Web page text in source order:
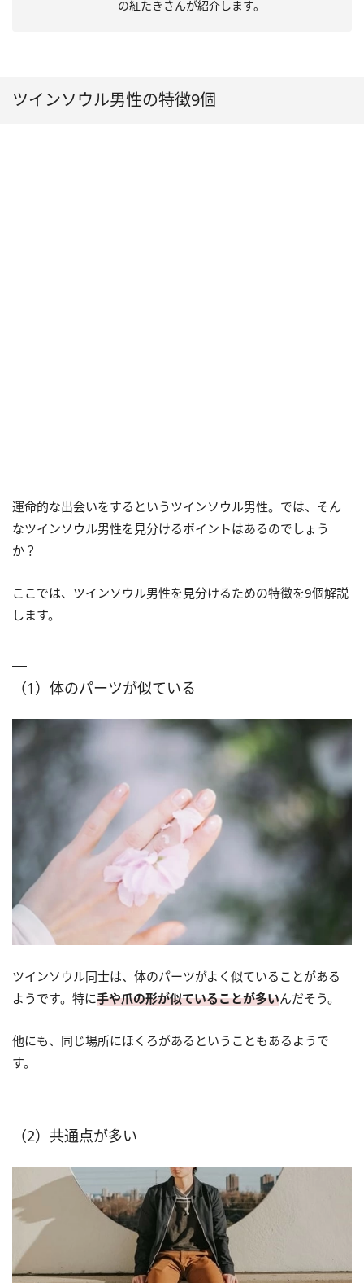
の紅たきさんが紹介します。
ツインソウル男性の特徴9個
運命的な出会いをするというツインソウル男性。では、そん
なツインソウル男性を見分けるポイントはあるのでしょう
か？
ここでは、ツインソウル男性を見分けるための特徴を9個解説
します。
（1）体のパーツが似ている
ツインソウル同士は、体のパーツがよく似ていることがある
ようです。特に手や爪の形が似ていることが多いんだそう。
他にも、同じ場所にほくろがあるということもあるようで
す。
（2）共通点が多い